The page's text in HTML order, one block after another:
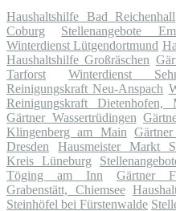
Haushaltshilfe Bad Reichenhall
Coburg
Stellenangebote
Winterdienst Lütgendortmund
Haushaltshilfe Großräschen
Tarforst
Winterdienst
Reinigungskraft Neu-Anspach
Reinigungskraft Dietenhofen,
Gärtner Wassertrüdingen
Klingenberg am Main
Dresden
Hausmeister Markt
Kreis Lüneburg
Töging am Inn
Gärtner
Grabenstätt, Chiemsee
Steinhöfel bei Fürstenwalde